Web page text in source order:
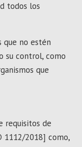
todos los
que no estén
su control, como
que
requisitos de
1112/2018] como,